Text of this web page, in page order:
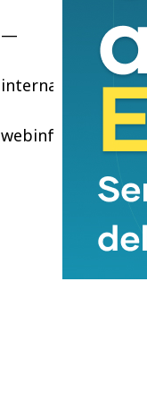
—
internazionale/